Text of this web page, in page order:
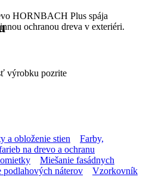
HORNBACH Plus spája
ochranou dreva v exteriéri.
výrobku pozrite
a obloženie stien
Farby,
na drevo a ochranu
Miešanie fasádnych
podlahových náterov
Vzorkovník